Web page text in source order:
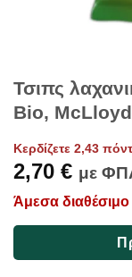
Τσιπς
Bio,
Κερδίζετε 2,43
2,70 € με
Άμεσα διαθέσιμο